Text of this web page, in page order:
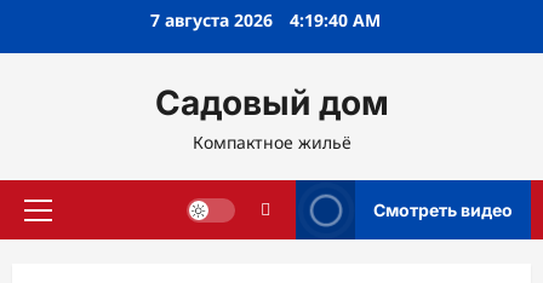
7 августа 2026 4:19:41 AM
Садовый дом
Компактное жильё
Основное
Смотреть видео